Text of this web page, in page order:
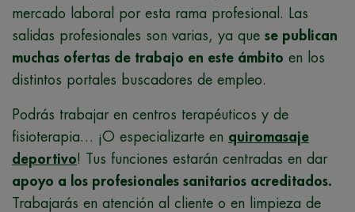
mercado laboral por esta rama profesional. Las
salidas profesionales son varias, ya que se publican
muchas ofertas de trabajo en este ámbito en los
distintos portales buscadores de empleo.
Podrás trabajar en centros terapéuticos y de
fisioterapia… ¡O especializarte en quiromasaje
deportivo! Tus funciones estarán centradas en dar
apoyo a los profesionales sanitarios acreditados.
Trabajarás en atención al cliente o en limpieza de